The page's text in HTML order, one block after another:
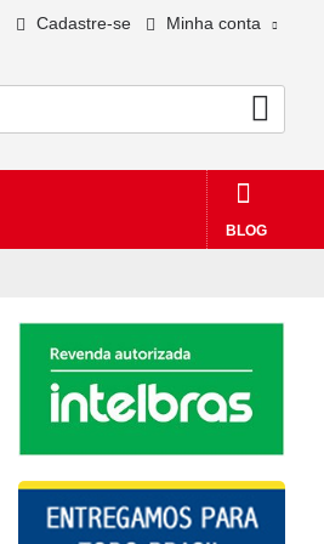
Cadastre-se Minha conta
BLOG